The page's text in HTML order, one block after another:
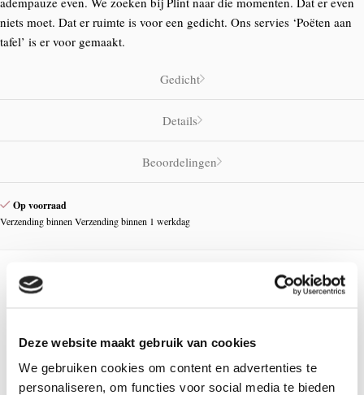
Deze website maakt gebruik van cookies
We gebruiken cookies om content en advertenties te
personaliseren, om functies voor social media te bieden
niets moet. Dat er ruimte is voor een gedicht. Ons servies ‘Poëten aan
tafel’ is er voor gemaakt.
Gedicht
Details
Beoordelingen
Op voorraad
Verzending binnen Verzending binnen 1 werkdag